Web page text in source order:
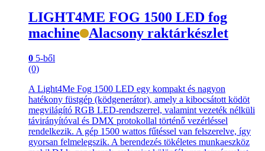
LIGHT4ME FOG 1500 LED fog
machine
Alacsony raktárkészlet
0 5-ből
(0)
A Light4Me Fog 1500 LED egy kompakt és nagyon
hatékony füstgép (ködgenerátor), amely a kibocsátott ködöt
megvilágító RGB LED-rendszerrel, valamint vezeték nélküli
távirányítóval és DMX protokollal történő vezérléssel
rendelkezik. A gép 1500 wattos fűtéssel van felszerelve, így
gyorsan felmelegszik. A berendezés tökéletes munkaeszköz